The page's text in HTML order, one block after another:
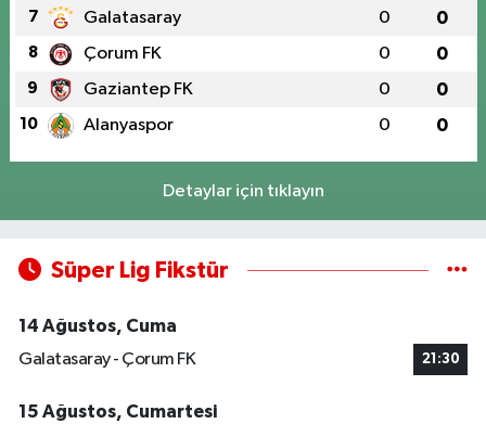
7 Galatasaray 0 0
8 Çorum FK 0 0
9 Gaziantep FK 0 0
10 Alanyaspor 0 0
Detaylar için tıklayın
Süper Lig Fikstür
14 Ağustos, Cuma
Galatasaray - Çorum FK
21:30
15 Ağustos, Cumartesi